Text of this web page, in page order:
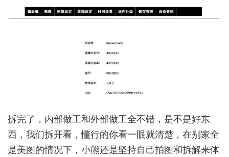
拆完了，内部做工和外部做工全不错，是不是好东
西，我们拆开看，懂行的你看一眼就清楚，在别家全
是美图的情况下，小熊还是坚持自己拍图和拆解来体